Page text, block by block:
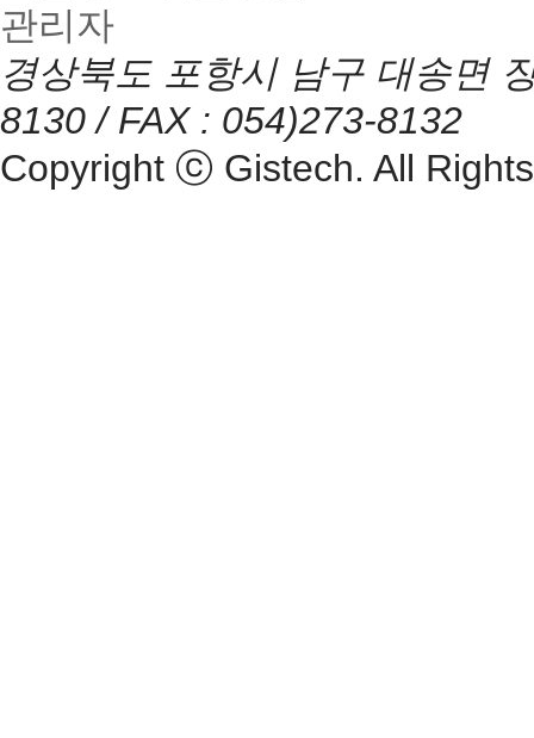
관리자
경상북도 포항시 남구 대송면
8130 / FAX : 054)273-8132
Copyright ⓒ Gistech. All